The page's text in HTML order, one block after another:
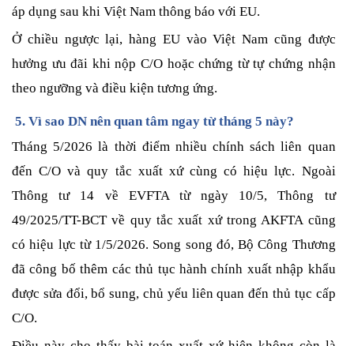
áp dụng sau khi Việt Nam thông báo với EU.
Ở chiều ngược lại, hàng EU vào Việt Nam cũng được
hưởng ưu đãi khi nộp C/O hoặc chứng từ tự chứng nhận
theo ngưỡng và điều kiện tương ứng.
5. Vì sao DN nên quan tâm ngay từ tháng 5 này?
Tháng 5/2026 là thời điểm nhiều chính sách liên quan
đến C/O và quy tắc xuất xứ cùng có hiệu lực. Ngoài
Thông tư 14 về EVFTA từ ngày 10/5, Thông tư
49/2025/TT-BCT về quy tắc xuất xứ trong AKFTA cũng
có hiệu lực từ 1/5/2026. Song song đó, Bộ Công Thương
đã công bố thêm các thủ tục hành chính xuất nhập khẩu
được sửa đổi, bổ sung, chủ yếu liên quan đến thủ tục cấp
C/O.